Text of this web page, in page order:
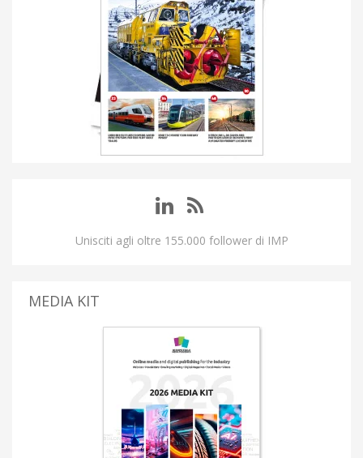
Unisciti agli oltre 155.000 follower di IMP
MEDIA KIT